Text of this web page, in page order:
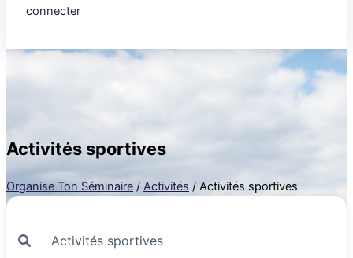
connecter
Activités sportives
Organise Ton Séminaire / Activités / Activités sportives